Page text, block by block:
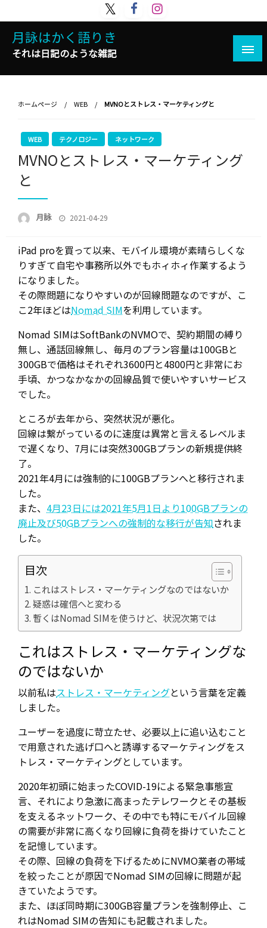
ン
へ
月詠はかく語りき
それは日記のような雑記
ホームページ WEB MVNOとストレス・マーケティングと
WEB テクノロジー ネットワーク
MVNOとストレス・マーケティング
と
月詠
投
2021-04-29
iPad proを買って以来、モバイル環境が素晴らしくな
りすぎて自宅や事務所以外でもホィホィ作業するよう
になりました。
その際問題になりやすいのが回線問題なのですが、こ
こ2年ほどはNomad SIMを利用しています。
Nomad SIMはSoftBankのNVMOで、契約期間の縛り
無し、通話回線無し、毎月のプラン容量は100GBと
300GBで価格はそれぞれ3600円と4800円と非常にお
手頃、かつなかなかの回線品質で使いやすいサービス
でした。
ところが去年から、突然状況が悪化。
回線は繋がっているのに速度は異常と言えるレベルま
で遅くなり、7月には突然300GBプランの新規提供終
了。
2021年4月には強制的に100GBプランへと移行されま
した。
また、 4月23日には2021年5月1日より100GBプランの
廃止及び50GBプランへの強制的な移行が告知されま
した。
目次
これはストレス・マーケティングなのではないか
疑惑は確信へと変わる
暫くはNomad SIMを使うけど、状況次第では
これはストレス・マーケティングな
のではないか
以前私はストレス・マーケティングという言葉を定義
しました。
ユーザーを過度に苛立たせ、必要以上に追い込むこと
で用意された逃げ口へと誘導するマーケティングをス
トレス・マーケティングとしています。
2020年初頭に始まったCOVID-19による緊急事態宣
言、それにより急激に高まったテレワークとその基板
を支えるネットワーク、その中でも特にモバイル回線
の需要が非常に高くなり回線に負荷を掛けていたこと
を記憶しています。
その際、回線の負荷を下げるためにNVMO業者の帯域
を絞ったことが原因でNomad SIMの回線に問題が起
きていたようです。
また、ほぼ同時期に300GB容量プランを強制停止、こ
れはNomad SIMの告知にも記載されました。